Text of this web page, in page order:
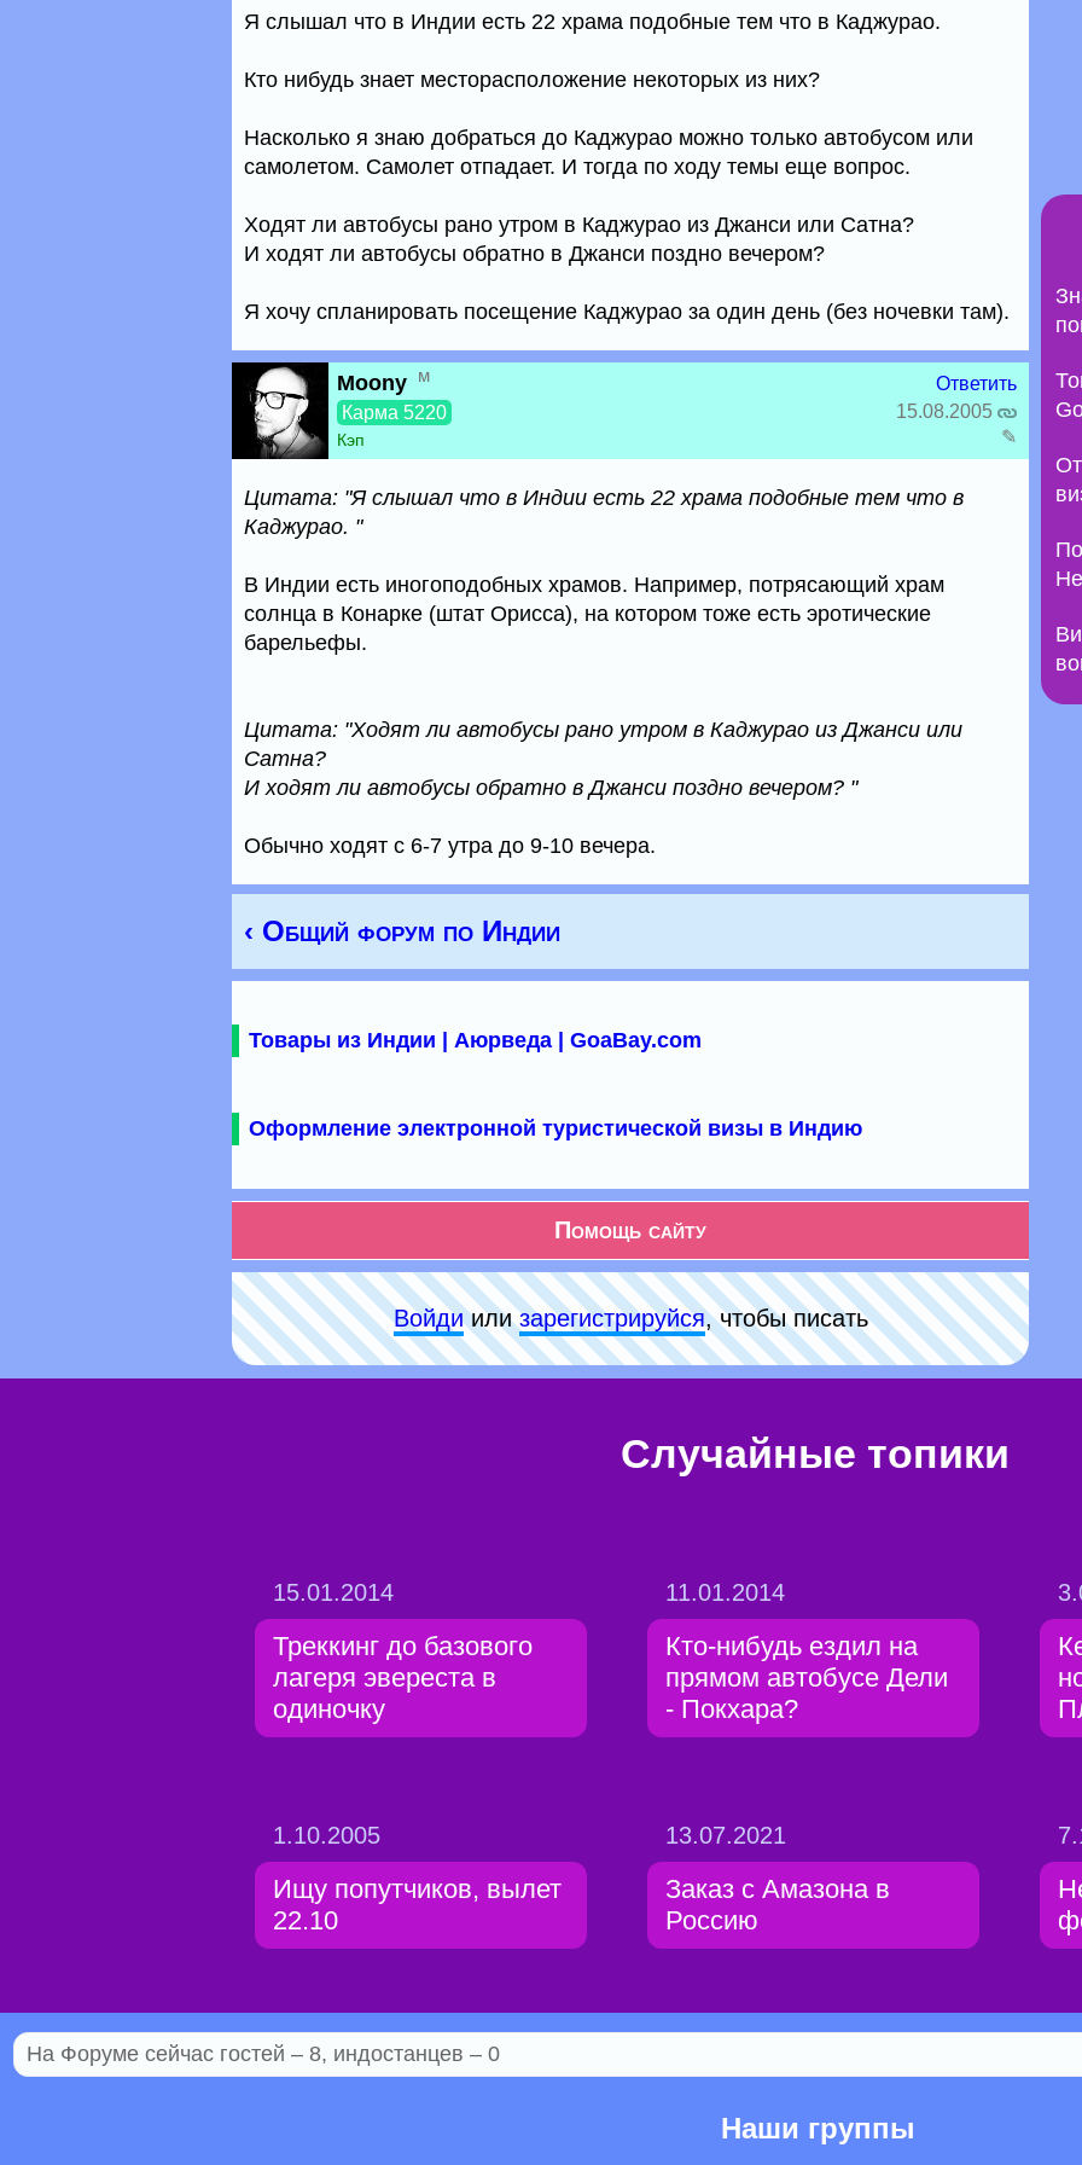
Я слышал что в Индии есть 22 храма подобные тем что в Каджурао.
Кто нибудь знает месторасположение некоторых из них?
Насколько я знаю добраться до Каджурао можно только автобусом или
самолетом. Самолет отпадает. И тогда по ходу темы еще вопрос.
Ходят ли автобусы рано утром в Каджурао из Джанси или Сатна?
И ходят ли автобусы обратно в Джанси поздно вечером?
Я хочу спланировать посещение Каджурао за один день (без ночевки там).
Moony м
Карма 5220
Кэп
Ответить
15.08.2005
✎
Цитата: "Я слышал что в Индии есть 22 храма подобные тем что в
Каджурао. "
В Индии есть иногоподобных храмов. Например, потрясающий храм
солнца в Конарке (штат Орисса), на котором тоже есть эротические
барельефы.
Цитата: "Ходят ли автобусы рано утром в Каджурао из Джанси или
Сатна?
И ходят ли автобусы обратно в Джанси поздно вечером? "
Обычно ходят с 6-7 утра до 9-10 вечера.
‹ Общий форум по Индии
Товары из Индии | Аюрведа | GoaBay.com
Оформление электронной туристической визы в Индию
Помощь сайту
Войдиилизарeгиcтpируйся, чтобы писать
Случайные топики
15.01.2014
Треккинг до базового
лагеря эвереста в
одиночку
11.01.2014
Кто-нибудь ездил на
прямом автобусе Дели
- Покхара?
1.10.2005
Ищу попутчиков, вылет
22.10
13.07.2021
Заказ с Амазона в
Россию
На Форуме сейчас гостей – 8, индостанцев – 0
Наши группы